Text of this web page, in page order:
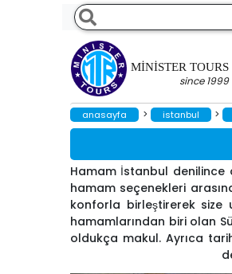
MINISTER TOURS
since 1999
anasayfa > i̇stanbul >
Hamam İstanbul denilince
hamam seçenekleri
konforla birleştirerek size
hamamlarından biri olan
oldukça makul. Ayrıca